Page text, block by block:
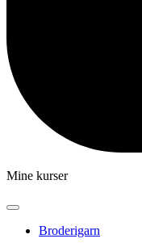
Mine kurser
Broderigarn